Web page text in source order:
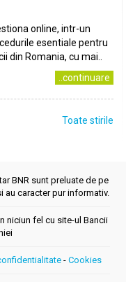
online, intr-un
esentiale pentru
din Romania, cu mai..
..continuare
Toate stirile
BNR sunt preluate de pe
au caracter pur informativ.
niciun fel cu site-ul Bancii
- Cookies